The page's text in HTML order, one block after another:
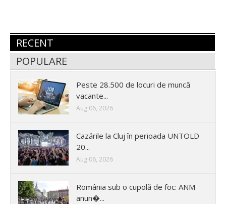
RECENT
POPULARE
Peste 28.500 de locuri de muncă
vacante...
Aug 06, 2026
Cazările la Cluj în perioada UNTOLD
20...
Aug 06, 2026
România sub o cupolă de foc: ANM
anun�...